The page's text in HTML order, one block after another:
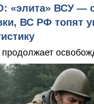
«элита» ВСУ —
ВС РФ топят
продолжает